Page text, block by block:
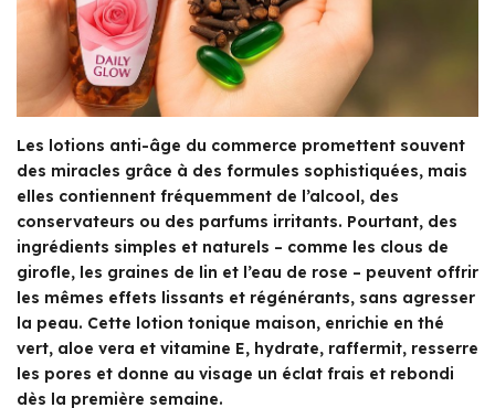
Les lotions anti-âge du commerce promettent souvent
des miracles grâce à des formules sophistiquées, mais
elles contiennent fréquemment de l’alcool, des
conservateurs ou des parfums irritants. Pourtant, des
ingrédients simples et naturels – comme les clous de
girofle, les graines de lin et l’eau de rose – peuvent offrir
les mêmes effets lissants et régénérants, sans agresser
la peau. Cette lotion tonique maison, enrichie en thé
vert, aloe vera et vitamine E, hydrate, raffermit, resserre
les pores et donne au visage un éclat frais et rebondi
dès la première semaine.